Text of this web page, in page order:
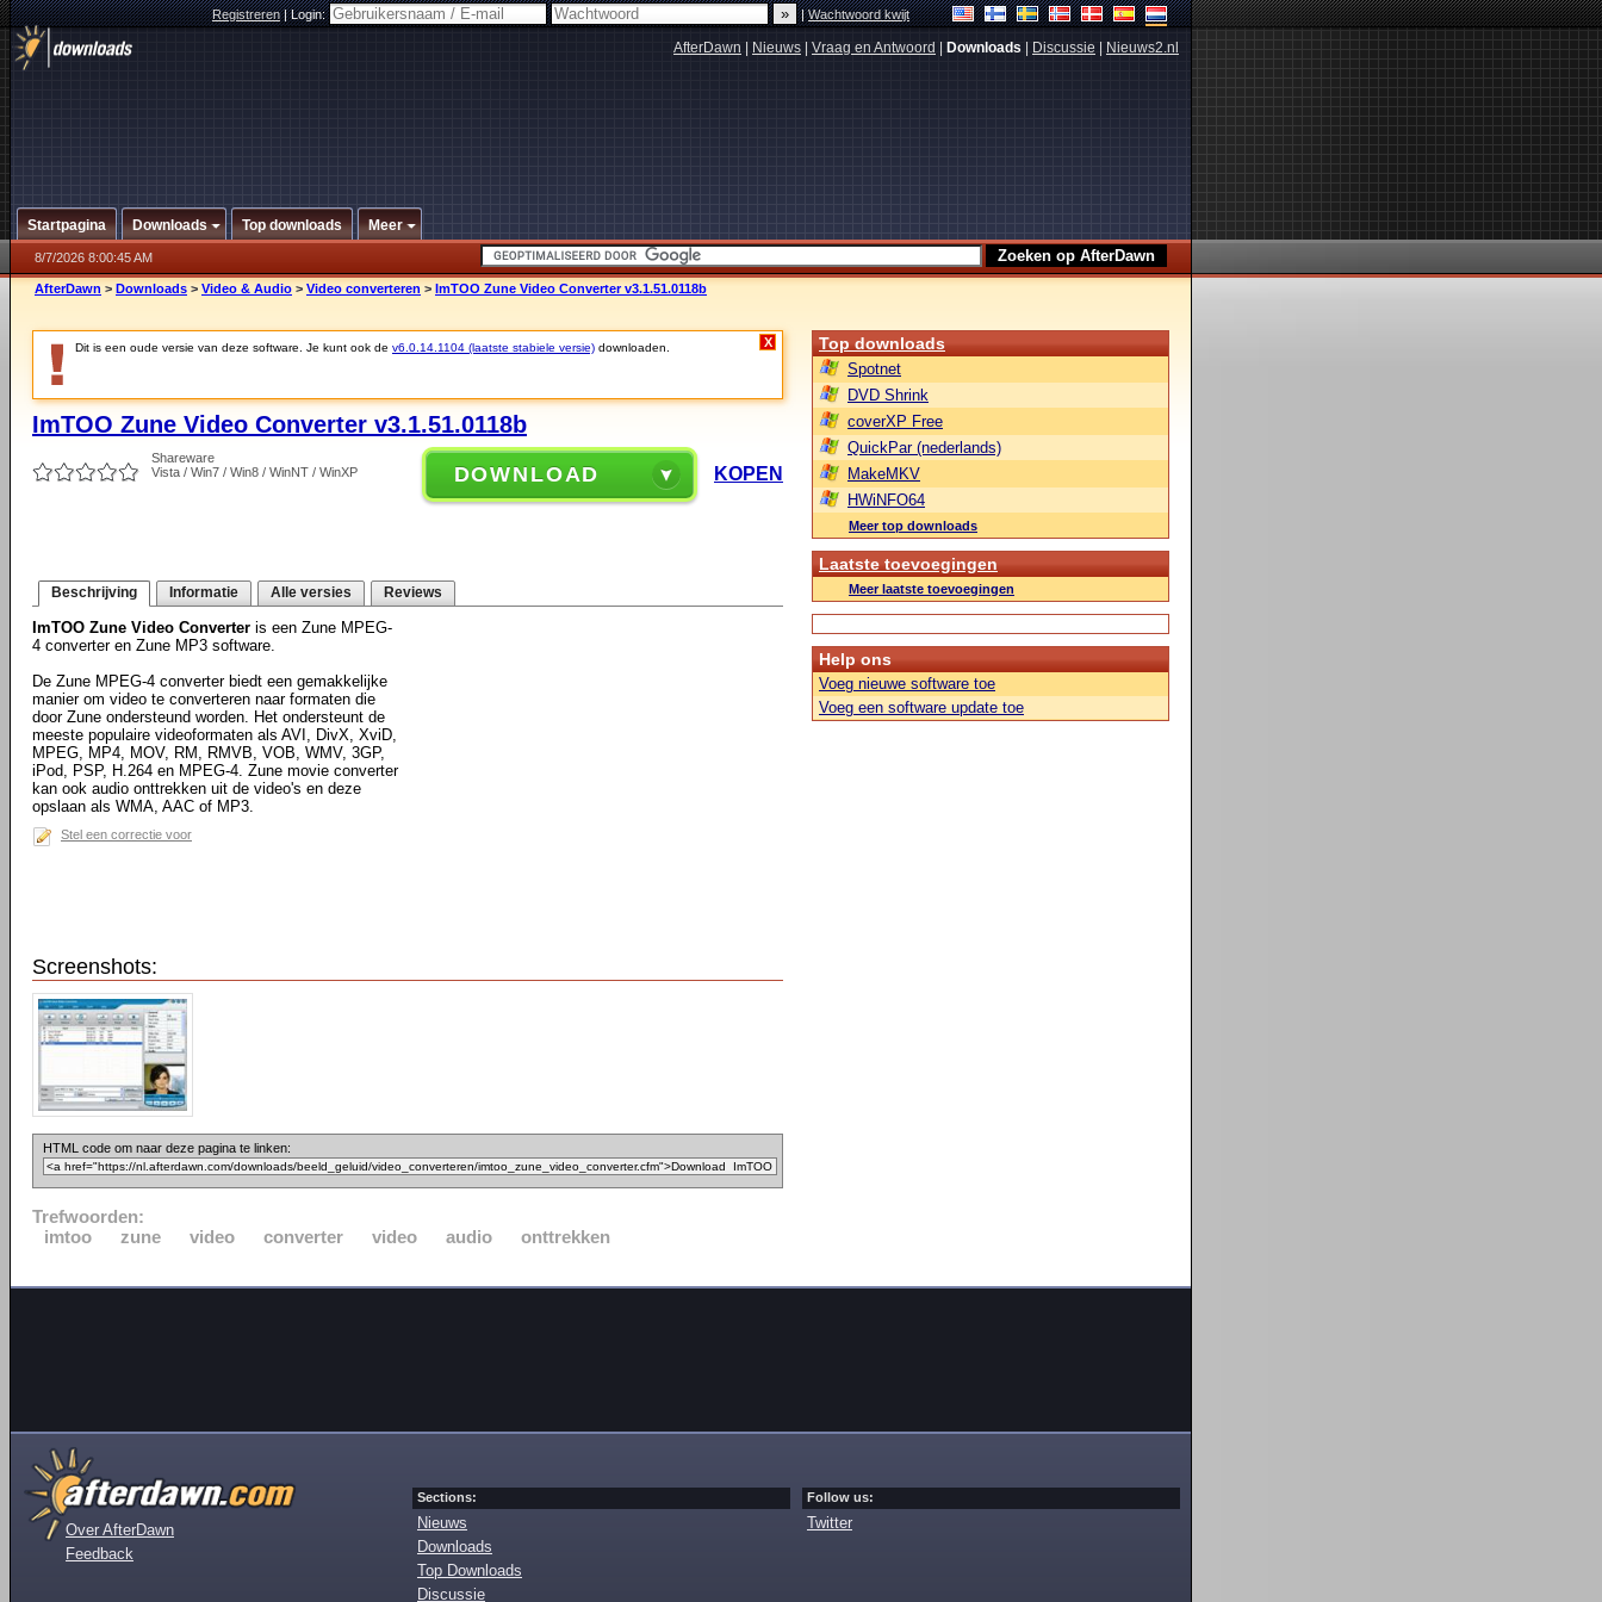
Registreren|Login: |Wachtwoord kwijt
AfterDawn Nieuws Vraag en Antwoord Downloads Discussie Nieuws2.nl
Startpagina Downloads Top downloads Meer
8/7/2026 8:00:45 AM
AfterDawn > Downloads > Video & Audio > Video converteren > ImTOO Zune Video Converter v3.1.51.0118b
Dit is een oude versie van deze software. Je kunt ook de v6.0.14.1104 (laatste stabiele versie) downloaden. X
ImTOO Zune Video Converter v3.1.51.0118b
Shareware
Vista / Win7 / Win8 / WinNT / WinXP
DOWNLOAD KOPEN
Beschrijving Informatie Alle versies Reviews
ImTOO Zune Video Converter is een Zune MPEG-
4 converter en Zune MP3 software.
De Zune MPEG-4 converter biedt een gemakkelijke
manier om video te converteren naar formaten die
door Zune ondersteund worden. Het ondersteunt de
meeste populaire videoformaten als AVI, DivX, XviD,
MPEG, MP4, MOV, RM, RMVB, VOB, WMV, 3GP,
iPod, PSP, H.264 en MPEG-4. Zune movie converter
kan ook audio onttrekken uit de video's en deze
opslaan als WMA, AAC of MP3.
Stel een correctie voor
Screenshots:
HTML code om naar deze pagina te linken:
Trefwoorden:
imtoo
zune video converter video audio onttrekken
Top downloads
Spotnet
DVD Shrink
coverXP Free
QuickPar (nederlands)
MakeMKV
HWiNFO64
Meer top downloads
Laatste toevoegingen
Meer laatste toevoegingen
Help ons
Voeg nieuwe software toe
Voeg een software update toe
Over AfterDawn
Feedback
Sections:
Nieuws
Downloads
Top Downloads
Discussie
Follow us:
Twitter